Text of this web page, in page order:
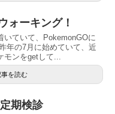
ォーキング！
いていて、PokemonGOに
年の7月に始めていて、近
ンをgetして...
事を読む
期検診